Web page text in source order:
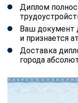
Диплом
Ваш документ
и признается
Доставка
города